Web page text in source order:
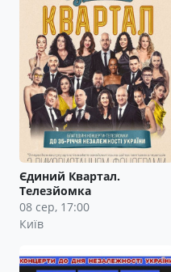
Єдиний Квартал.
Телезйомка
08 сер, 17:00
Київ